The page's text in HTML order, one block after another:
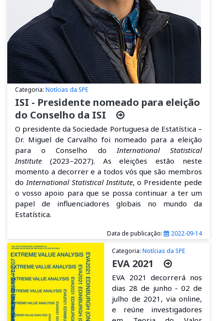
Categoria: Notícias da SPE
ISI - Presidente nomeado para eleição
do Conselho da ISI
O presidente da Sociedade Portuguesa de Estatística –
Dr. Miguel de Carvalho foi nomeado para a eleição
para o Conselho doInternational Statistical
Institute (2023–2027). As eleições estão neste
momento a decorrer e a todos vós que são membros
doInternational Statistical Institute, o Presidente pede
o vosso apoio para que se possa continuar a ter um
papel de influenciadores globais no mundo da
Estatística.
Data de publicação: 2022-09-14
Categoria: Notícias da SPE
EVA 2021
EVA 2021 decorrerá nos
dias 28 de junho - 02 de
julho de 2021, via online,
e reúne investigadores